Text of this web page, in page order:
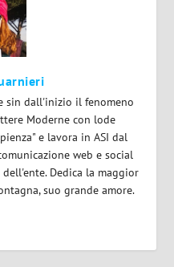
sin dall'inizio il fenomeno
Moderne con lode
e lavora in ASI dal
web e social
Dedica la maggior
suo grande amore.